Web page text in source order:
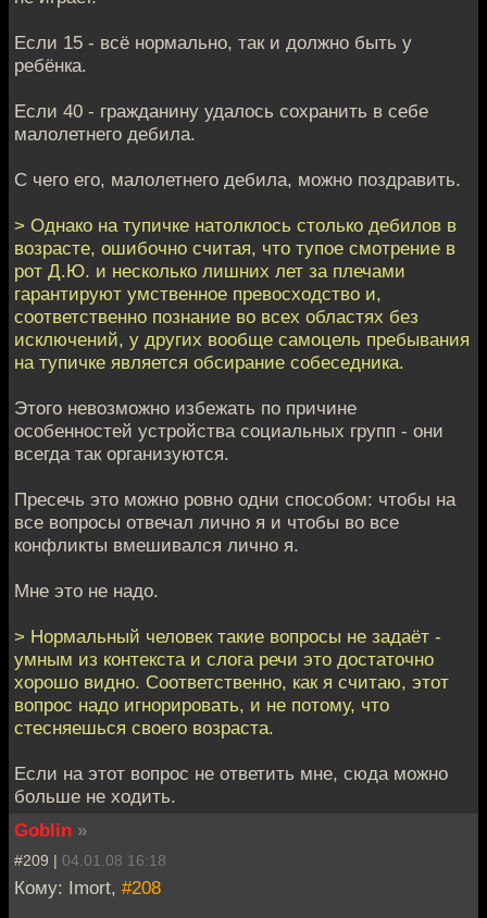
Если 15 - всё нормально, так и должно быть у
ребёнка.
Если 40 - гражданину удалось сохранить в себе
малолетнего дебила.
С чего его, малолетнего дебила, можно поздравить.
> Однако на тупичке натолклось столько дебилов в
возрасте, ошибочно считая, что тупое смотрение в
рот Д.Ю. и несколько лишних лет за плечами
гарантируют умственное превосходство и,
соответственно познание во всех областях без
исключений, у других вообще самоцель пребывания
на тупичке является обсирание собеседника.
Этого невозможно избежать по причине
особенностей устройства социальных групп - они
всегда так организуются.
Пресечь это можно ровно одни способом: чтобы на
все вопросы отвечал лично я и чтобы во все
конфликты вмешивался лично я.
Мне это не надо.
> Нормальный человек такие вопросы не задаёт -
умным из контекста и слога речи это достаточно
хорошо видно. Соответственно, как я считаю, этот
вопрос надо игнорировать, и не потому, что
стесняешься своего возраста.
Если на этот вопрос не ответить мне, сюда можно
больше не ходить.
Goblin »
#209 | 04.01.08 16:18
Кому: Imort, #208